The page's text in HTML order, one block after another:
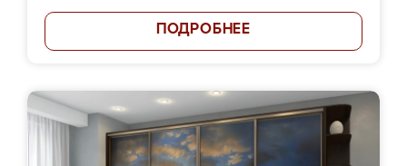
ПОДРОБНЕЕ